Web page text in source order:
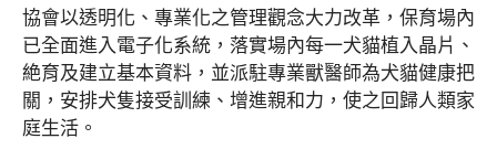
協會以透明化、專業化之管理觀念大力改革，保育場內
已全面進入電子化系統，落實場內每一犬貓植入晶片、
絶育及建立基本資料，並派駐專業獸醫師為犬貓健康把
關，安排犬隻接受訓練、增進親和力，使之回歸人類家
庭生活。